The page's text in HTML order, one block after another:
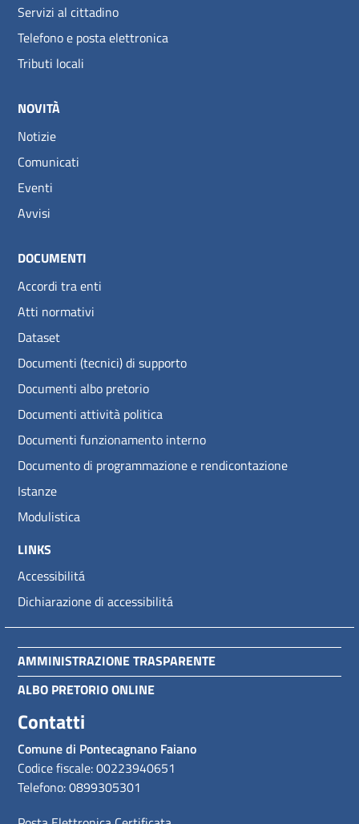
Servizi al cittadino
Telefono e posta elettronica
Tributi locali
NOVITÀ
Notizie
Comunicati
Eventi
Avvisi
DOCUMENTI
Accordi tra enti
Atti normativi
Dataset
Documenti (tecnici) di supporto
Documenti albo pretorio
Documenti attività politica
Documenti funzionamento interno
Documento di programmazione e rendicontazione
Istanze
Modulistica
LINKS
Accessibilitá
Dichiarazione di accessibilitá
AMMINISTRAZIONE TRASPARENTE
ALBO PRETORIO ONLINE
Contatti
Comune di Pontecagnano Faiano
Codice fiscale: 00223940651
Telefono: 0899305301